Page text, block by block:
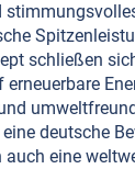
schließen
deutsche
eine